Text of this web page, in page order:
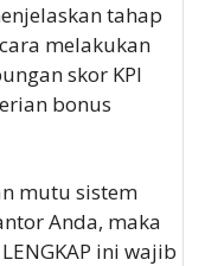
tahap
melakukan
skor KPI
bonus
mutu sistem
Anda, maka
ini wajib